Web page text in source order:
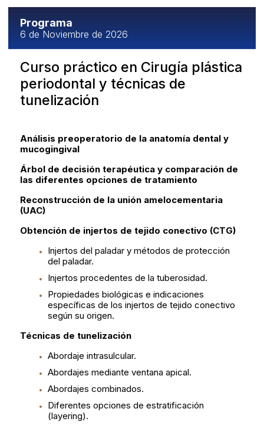
Programa
6 de Noviembre de 2026
Curso práctico en Cirugía plástica
periodontal y técnicas de
tunelización
Análisis preoperatorio de la anatomía dental y
mucogingival
Árbol de decisión terapéutica y comparación de
las diferentes opciones de tratamiento
Reconstrucción de la unión amelocementaria
(UAC)
Obtención de injertos de tejido conectivo (CTG)
Injertos del paladar y métodos de protección
del paladar.
Injertos procedentes de la tuberosidad.
Propiedades biológicas e indicaciones
específicas de los injertos de tejido conectivo
según su origen.
Técnicas de tunelización
Abordaje intrasulcular.
Abordajes mediante ventana apical.
Abordajes combinados.
Diferentes opciones de estratificación
(layering).